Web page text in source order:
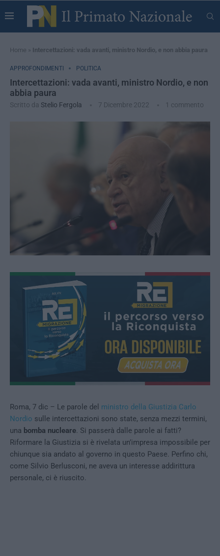
Home » Intercettazioni: vada avanti, ministro Nordio, e non abbia paura
APPROFONDIMENTI POLITICA
Intercettazioni: vada avanti, ministro Nordio, e non
abbia paura
Scritto da Stelio Fergola 7 Dicembre 2022 1 commento
Roma, 7 dic – Le parole del ministro della Giustizia Carlo
Nordio sulle intercettazioni sono state, senza mezzi termini,
una bomba nucleare. Si passerà dalle parole ai fatti?
Riformare la Giustizia si è rivelata un’impresa impossibile per
chiunque sia andato al governo in questo Paese. Perfino chi,
come Silvio Berlusconi, ne aveva un interesse addirittura
personale, ci è riuscito.